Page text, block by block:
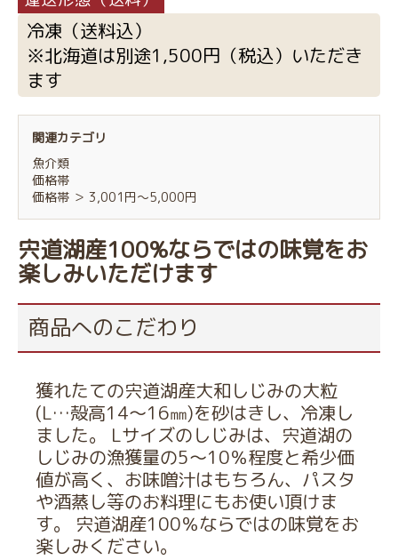
お買い物を続ける
冷凍（送料込）
※北海道は別途1,500円（税込）いただき
ます
関連カテゴリ
魚介類
価格帯
価格帯 ＞ 3,001円～5,000円
宍道湖産100%ならではの味覚をお
楽しみいただけます
商品へのこだわり
獲れたての宍道湖産大和しじみの大粒
(L…殻高14～16㎜)を砂はきし、冷凍し
ました。 Lサイズのしじみは、宍道湖の
しじみの漁獲量の5～10％程度と希少価
値が高く、お味噌汁はもちろん、パスタ
や酒蒸し等のお料理にもお使い頂けま
す。 宍道湖産100％ならではの味覚をお
楽しみください。